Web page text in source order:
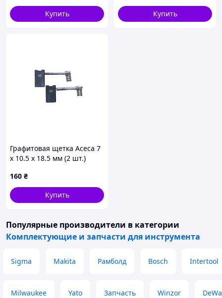
Купить
Купить
Графитовая щетка Асеса 7
x 10.5 x 18.5 мм (2 шт.)
160 ₴
Купить
Популярные производители в категории
Комплектующие и запчасти для инструмента
Sigma Makita Рамболд Bosch Intertool
Milwaukee Yato Запчасть Winzor